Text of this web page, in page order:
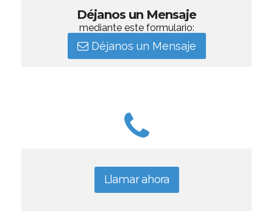
Déjanos un Mensaje
mediante este formulario:
Déjanos un Mensaje
Llamar ahora